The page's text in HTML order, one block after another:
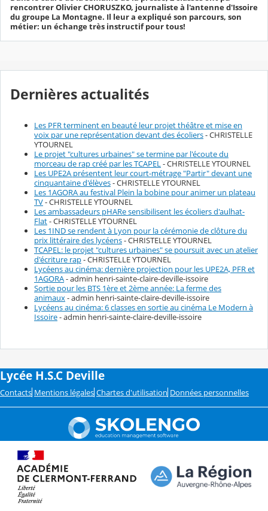
rencontrer Olivier CHORUSZKO, journaliste à l'antenne d'Issoire
du groupe La Montagne. Il leur a expliqué son parcours, son
métier: un échange très instructif pour tous!
Dernières actualités
Les PFR terminent en beauté leur projet théâtre et mise en
voix par une représentation devant des écoliers- CHRISTELLE
YTOURNEL
Le projet "cultures urbaines" se termine par l'écoute du
morceau de rap créé par les TCAPEL- CHRISTELLE YTOURNEL
Les UPE2A présentent leur court-métrage "Partir" devant une
cinquantaine d'élèves- CHRISTELLE YTOURNEL
Les 1AGORA au festival Plein la bobine pour animer un plateau
TV- CHRISTELLE YTOURNEL
Les ambassadeurs pHARe sensibilisent les écoliers d'aulhat-
Flat- CHRISTELLE YTOURNEL
Les 1IND se rendent à Lyon pour la cérémonie de clôture du
prix littéraire des lycéens- CHRISTELLE YTOURNEL
TCAPEL: le projet "cultures urbaines" se poursuit avec un atelier
d'écriture rap- CHRISTELLE YTOURNEL
Lycéens au cinéma: dernière projection pour les UPE2A, PFR et
1AGORA- admin henri-sainte-claire-deville-issoire
Sortie pour les BTS 1ère et 2ème année: La ferme des
animaux- admin henri-sainte-claire-deville-issoire
Lycéens au cinéma: 6 classes en sortie au cinéma Le Modern à
Issoire- admin henri-sainte-claire-deville-issoire
Lycée H.S.C Deville
Contacts Mentions légales Chartes d'utilisation Données personnelles